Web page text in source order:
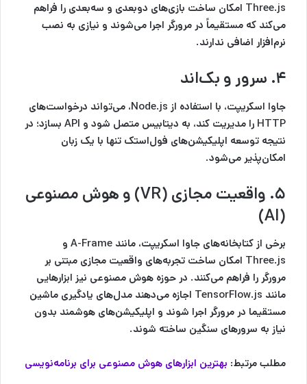
Three.js امکان ساخت بازی‌های دو‌بعدی و سه‌بعدی را فراهم
می‌کند که مستقیماً در مرورگر اجرا می‌شوند و نیازی به نصب
نرم‌افزار اضافی ندارند.
۴. سرور و بک‌اند
جاوا اسکریپت، با استفاده از Node.js، می‌تواند درخواست‌های
HTTP را مدیریت کند، به دیتابیس متصل شود و API بسازد؛ در
نتیجه توسعه اپلیکیشن‌های فول‌استک تنها با یک زبان
امکان‌پذیر می‌شود.
۵. واقعیت مجازی (VR) و هوش مصنوعی
(AI)
برخی از کتابخانه‌های جاوا اسکریپت، مانند A-Frame و
Three.js امکان ساخت تجربه‌های واقعیت مجازی مبتنی بر
مرورگر را فراهم می‌کنند. در حوزه هوش مصنوعی نیز ابزارهایی
مانند TensorFlow.js اجازه می‌دهند مدل‌های یادگیری ماشین
مستقیما در مرورگر اجرا شوند و اپلیکیشن‌های هوشمند بدون
نیاز به سرورهای سنگین ساخته شوند.
مطلب مرتبط: بهترین ابزارهای هوش مصنوعی برای برنامه‌نویسی